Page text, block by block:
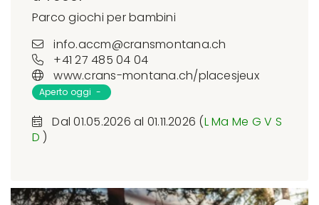
Parco giochi per bambini
info.accm@cransmontana.ch
+41 27 485 04 04
www.crans-montana.ch/placesjeux
Aperto oggi -
Dal 01.05.2026 al 01.11.2026 (LMa Me GV S
D )